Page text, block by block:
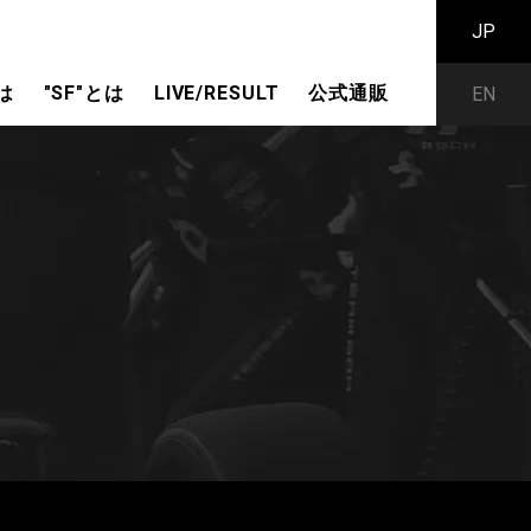
"SF"とは LIVE/RESULT 公式通販
JP
EN